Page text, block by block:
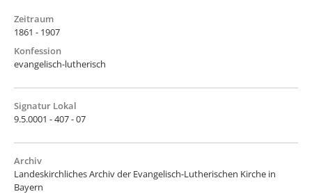
Zeitraum
1861 - 1907
Konfession
evangelisch-lutherisch
Signatur Lokal
9.5.0001 - 407 - 07
Archiv
Landeskirchliches Archiv der Evangelisch-Lutherischen Kirche in
Bayern